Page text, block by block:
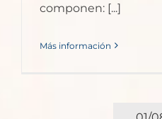
componen: [...]
Más información